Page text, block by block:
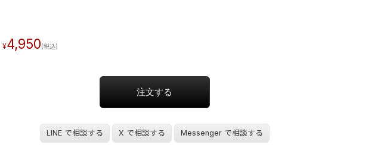
4,950
LINE で相談する X で相談する Messenger で相談する